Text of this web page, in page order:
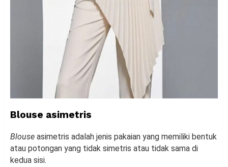
Blouse asimetris
Blouse asimetris adalah jenis pakaian yang memiliki bentuk
atau potongan yang tidak simetris atau tidak sama di
kedua sisi.